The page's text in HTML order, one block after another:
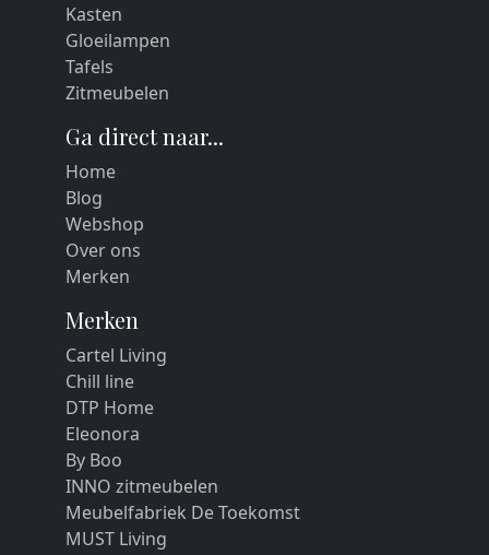
Kasten
Gloeilampen
Tafels
Zitmeubelen
Ga direct naar...
Home
Blog
Webshop
Over ons
Merken
Merken
Cartel Living
Chill line
DTP Home
Eleonora
By Boo
INNO zitmeubelen
Meubelfabriek De Toekomst
MUST Living